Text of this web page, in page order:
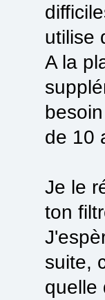
utilise
A la
de 10
Je le
ton
suite,
quelle